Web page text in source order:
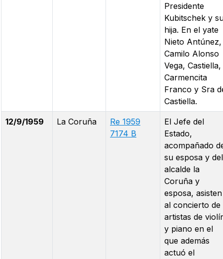
Presidente
Kubitschek y
hija. En el yate
Nieto Antúnez,
Camilo Alonso
Vega, Castiella,
Carmencita
Franco y Sra
Castiella.
12/9/1959 La Coruña
Re 1959
7174 B
El Jefe del
Estado,
acompañado
su esposa y del
alcalde la
Coruña y
esposa, asisten
al concierto de
artistas de
y piano en el
que además
actuó el